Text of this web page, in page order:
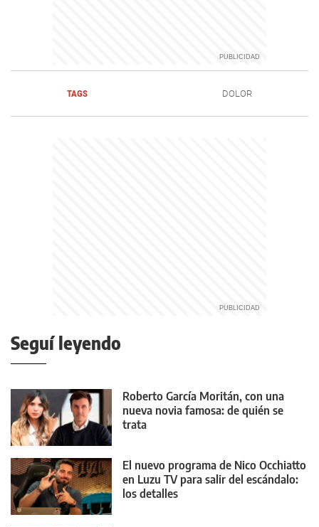
TAGS DOLOR
Seguí leyendo
Roberto García Moritán, con una
nueva novia famosa: de quién se
trata
El nuevo programa de Nico Occhiatto
en Luzu TV para salir del escándalo:
los detalles